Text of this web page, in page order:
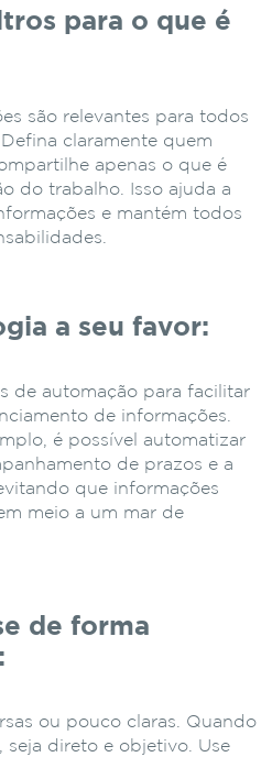
para o que é
são relevantes para todos
claramente quem
apenas o que é
do trabalho. Isso ajuda a
e mantém todos
a seu favor:
de automação para facilitar
de informações.
é possível automatizar
de prazos e a
que informações
meio a um mar de
de forma
ou pouco claras. Quando
seja direto e objetivo. Use